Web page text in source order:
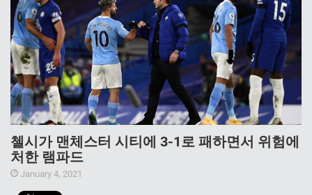
첼시가 맨체스터 시티에 3-1로 패하면서 위험에
처한 램파드
January 4, 2021